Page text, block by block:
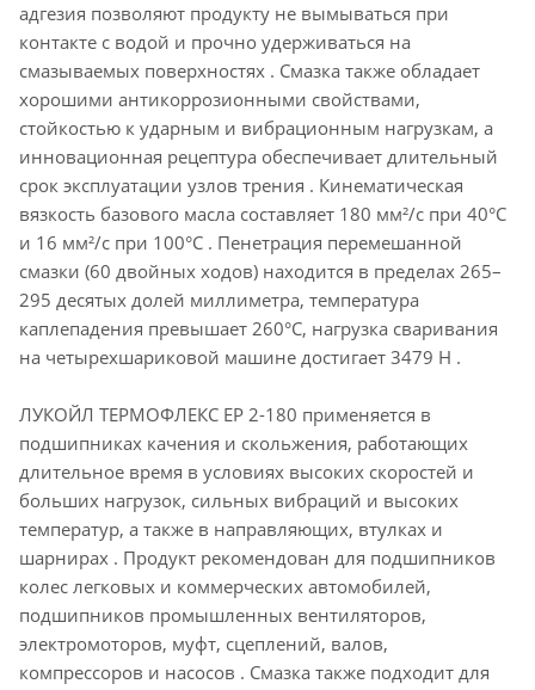
адгезия позволяют продукту не вымываться при
контакте с водой и прочно удерживаться на
смазываемых поверхностях . Смазка также обладает
хорошими антикоррозионными свойствами,
стойкостью к ударным и вибрационным нагрузкам, а
инновационная рецептура обеспечивает длительный
срок эксплуатации узлов трения . Кинематическая
вязкость базового масла составляет 180 мм²/с при 40°C
и 16 мм²/с при 100°C . Пенетрация перемешанной
смазки (60 двойных ходов) находится в пределах 265–
295 десятых долей миллиметра, температура
каплепадения превышает 260°C, нагрузка сваривания
на четырехшариковой машине достигает 3479 Н .
ЛУКОЙЛ ТЕРМОФЛЕКС ЕР 2-180 применяется в
подшипниках качения и скольжения, работающих
длительное время в условиях высоких скоростей и
больших нагрузок, сильных вибраций и высоких
температур, а также в направляющих, втулках и
шарнирах . Продукт рекомендован для подшипников
колес легковых и коммерческих автомобилей,
подшипников промышленных вентиляторов,
электромоторов, муфт, сцеплений, валов,
компрессоров и насосов . Смазка также подходит для